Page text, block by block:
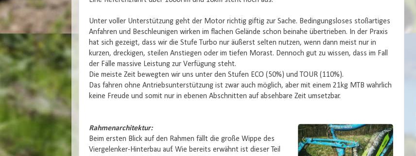
Unter voller Unterstützung geht der Motor richtig giftig zur Sache. Bedingungsloses stoßartiges
Anfahren und Beschleunigen wirken im flachen Gelände schon beinahe übertrieben. In der Praxis
hat sich gezeigt, dass wir die Stufe Turbo nur äußerst selten nutzen, wenn dann meist nur in
kurzen, dreckigen, steilen Anstiegen oder im tiefen Morast. Dennoch gut zu wissen, dass im Fall
der Fälle massive Leistung zur Verfügung steht.
Die meiste Zeit bewegten wir uns unter den Stufen ECO (50%) und TOUR (110%).
Das fahren ohne Antriebsunterstützung ist zwar auch möglich, aber mit einem 21kg MTB wahrlich
keine Freude und somit nur in ebenen Abschnitten auf absehbare Zeit umsetzbar.
Rahmenarchitektur:
Beim ersten Blick auf den Rahmen fällt die große Wippe des
Viergelenker-Hinterbau auf. Wie bereits erwähnt ist dieser Teil